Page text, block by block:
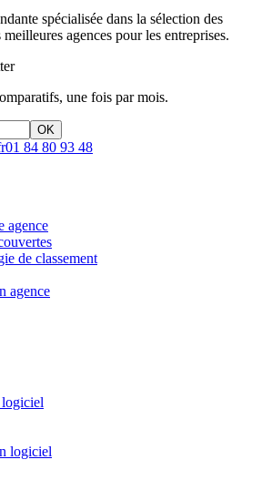
spécialisée dans la sélection des
agences pour les entreprises.
une fois par mois.
OK
01 84 80 93 48
agence
de classement
agence
logiciel